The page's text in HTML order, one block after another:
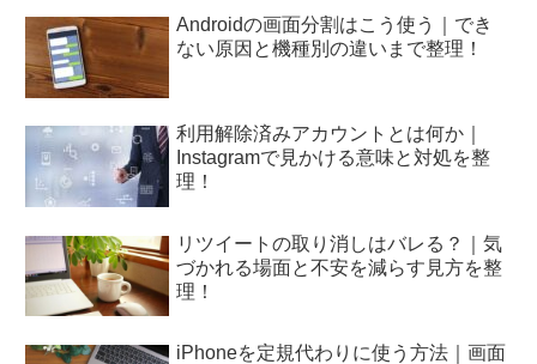
Androidの画面分割はこう使う｜でき
ない原因と機種別の違いまで整理！
利用解除済みアカウントとは何か｜
Instagramで見かける意味と対処を整
理！
リツイートの取り消しはバレる？｜気
づかれる場面と不安を減らす見方を整
理！
iPhoneを定規代わりに使う方法｜画面